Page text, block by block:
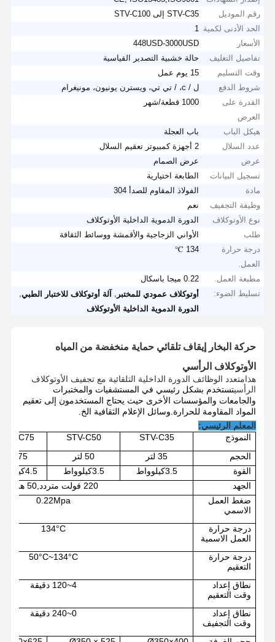
رقم الموديل
STV-C35 إلى STV-C100
الحد الأدنى لكمية
1
الأسعار
448USD-3000USD
تفاصيل التغليف
حالة خشبية التصدير القياسية
وقت التسليم
15 يوم عمل
شروط الدفع
ل / c، / تي تي، ويسترن يونيون، مونيغرام
القدرة على
العرض
1000 قطعة/شهر
هيكل الباب
باب العجلة
عدد السلال
2 أجهزة كمبيوتر تعقيم السلال
عرض
عرض الصمام
تسجيل البيانات
الطابعة اختيارية
مادة
الفولاذ المقاوم للصدأ 304
وظيفة التجفيف
نعم
نوع الأوتوكلاف
الدورة الدموية الداخلية الأوتوكلاف
طلب
الأواني الزجاجية والأقمشة ووسائط الثقافة
درجة حرارة
العمل.
134 ℃
مطبعة العمل.
0.22 ميجا باسكال
تسليط الضوء:
أوتوكلاف عمودي للمختبر آلة أوتوكلاف للاختبار الطبي
الدورة الدموية الداخلية الأوتوكلاف
حركة البخار إيقاف تلقائي حماية منخفضة من المياه
الأوتوكلاف الرأسي
هذامتعدد الوظائف الدورة الداخلية التلقائية مع تجفيف الأوتوكلاف
الرأسيتستخدم بشكل رئيسي في المستشفيات والمختبرات
والجامعات والمؤسسات الأخرى حيث يحتاج المستخدمون إلى تعقيم
المواد المقاومة للحرارة.وسائل الإعلام الثقافية الخ.
المعلم الرئيسي:
النموذج
STV-C35
STV-C50
C75
الحجم
35 لتر 50 لتر
75 لتر
القوة
3.5كيلوواط 3.5كيلوواط
4.5كيلوواط
الجهد
220 فولت متردد
50 هرتز
ضغط العمل
الاسمي
0.22Mpa
درجة حرارة
العمل الاسمية
134°C
درجة حرارة
التعقيم
50°C~134°C
نطاق إعداد
وقت التعقيم
4~ 120 دقيقة
نطاق إعداد
وقت التجفيف
0~240 دقيقة